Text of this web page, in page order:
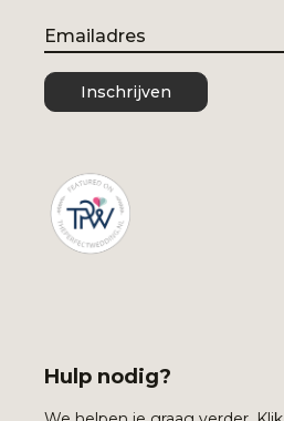
Email
Inschrijven
Hulp nodig?